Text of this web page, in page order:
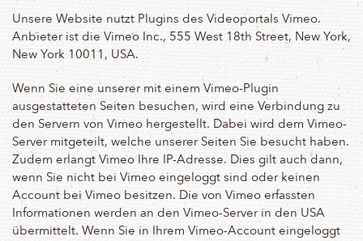
Unsere Website nutzt Plugins des Videoportals Vimeo.
Anbieter ist die Vimeo Inc., 555 West 18th Street, New York,
New York 10011, USA.
Wenn Sie eine unserer mit einem Vimeo-Plugin
ausgestatteten Seiten besuchen, wird eine Verbindung zu
den Servern von Vimeo hergestellt. Dabei wird dem Vimeo-
Server mitgeteilt, welche unserer Seiten Sie besucht haben.
Zudem erlangt Vimeo Ihre IP-Adresse. Dies gilt auch dann,
wenn Sie nicht bei Vimeo eingeloggt sind oder keinen
Account bei Vimeo besitzen. Die von Vimeo erfassten
Informationen werden an den Vimeo-Server in den USA
übermittelt. Wenn Sie in Ihrem Vimeo-Account eingeloggt